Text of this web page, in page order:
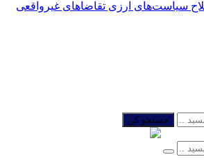
سیاست‌های ارزی تقاضاهای غیرواقعی
جستجو کن